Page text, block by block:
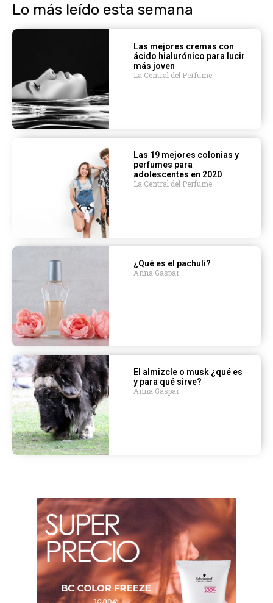
Lo más leído esta semana
Las mejores cremas con
ácido hialurónico para lucir
más joven
La Central del Perfume
Las 19 mejores colonias y
perfumes para
adolescentes en 2020
La Central del Perfume
¿Qué es el pachuli?
Anna Gaspar
El almizcle o musk ¿qué es
y para qué sirve?
Anna Gaspar